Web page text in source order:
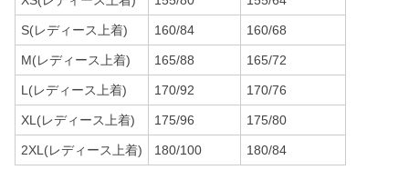
S(レディース上着) 160/84 160/68
M(レディース上着) 165/88 165/72
L(レディース上着) 170/92 170/76
XL(レディース上着) 175/96 175/80
2XL(レディース上着) 180/100 180/84